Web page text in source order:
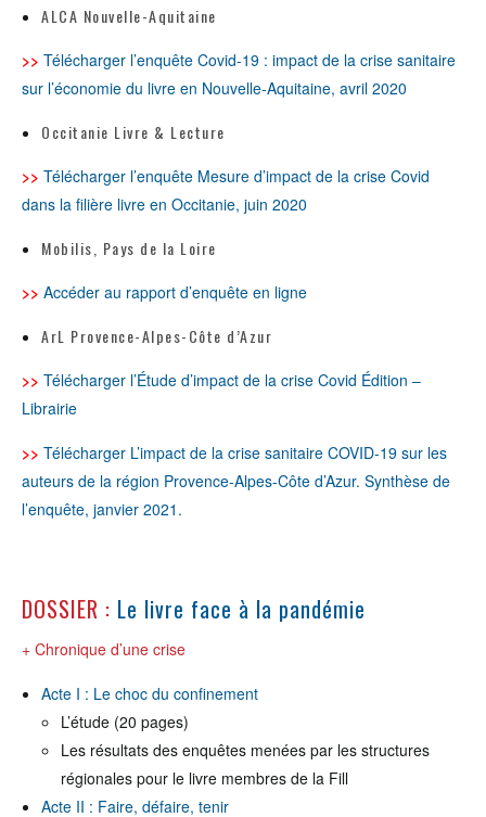
ALCA Nouvelle-Aquitaine
>> Télécharger l’enquête Covid-19 : impact de la crise sanitaire
sur l’économie du livre en Nouvelle-Aquitaine, avril 2020
Occitanie Livre & Lecture
>> Télécharger l’enquête Mesure d’impact de la crise Covid
dans la filière livre en Occitanie, juin 2020
Mobilis, Pays de la Loire
>> Accéder au rapport d’enquête en ligne
ArL Provence-Alpes-Côte d’Azur
>> Télécharger l’Étude d’impact de la crise Covid Édition –
Librairie
>> Télécharger L’impact de la crise sanitaire COVID-19 sur les
auteurs de la région Provence-Alpes-Côte d’Azur. Synthèse de
l’enquête, janvier 2021.
DOSSIER : Le livre face à la pandémie
+ Chronique d’une crise
Acte I : Le choc du confinement
L’étude (20 pages)
Les résultats des enquêtes menées par les structures
régionales pour le livre membres de la Fill
Acte II : Faire, défaire, tenir